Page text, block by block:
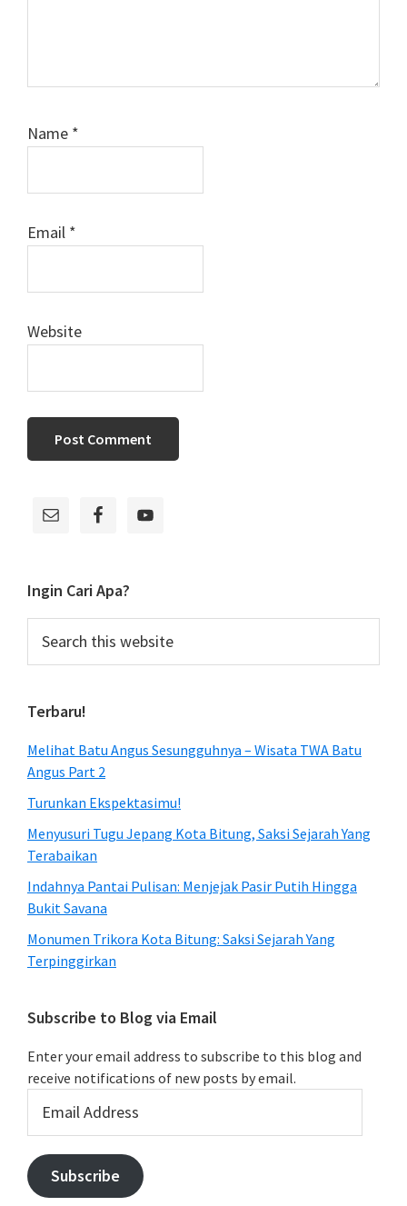
Name *
Email *
Website
Primary
Ingin Cari Apa?
this
Terbaru!
Melihat Batu Angus Sesungguhnya – Wisata TWA Batu
Angus Part 2
Turunkan Ekspektasimu!
Menyusuri Tugu Jepang Kota Bitung, Saksi Sejarah Yang
Terabaikan
Indahnya Pantai Pulisan: Menjejak Pasir Putih Hingga
Bukit Savana
Monumen Trikora Kota Bitung: Saksi Sejarah Yang
Terpinggirkan
Subscribe to Blog via Email
Enter your email address to subscribe to this blog and
receive notifications of new posts by email.
Address
Subscribe